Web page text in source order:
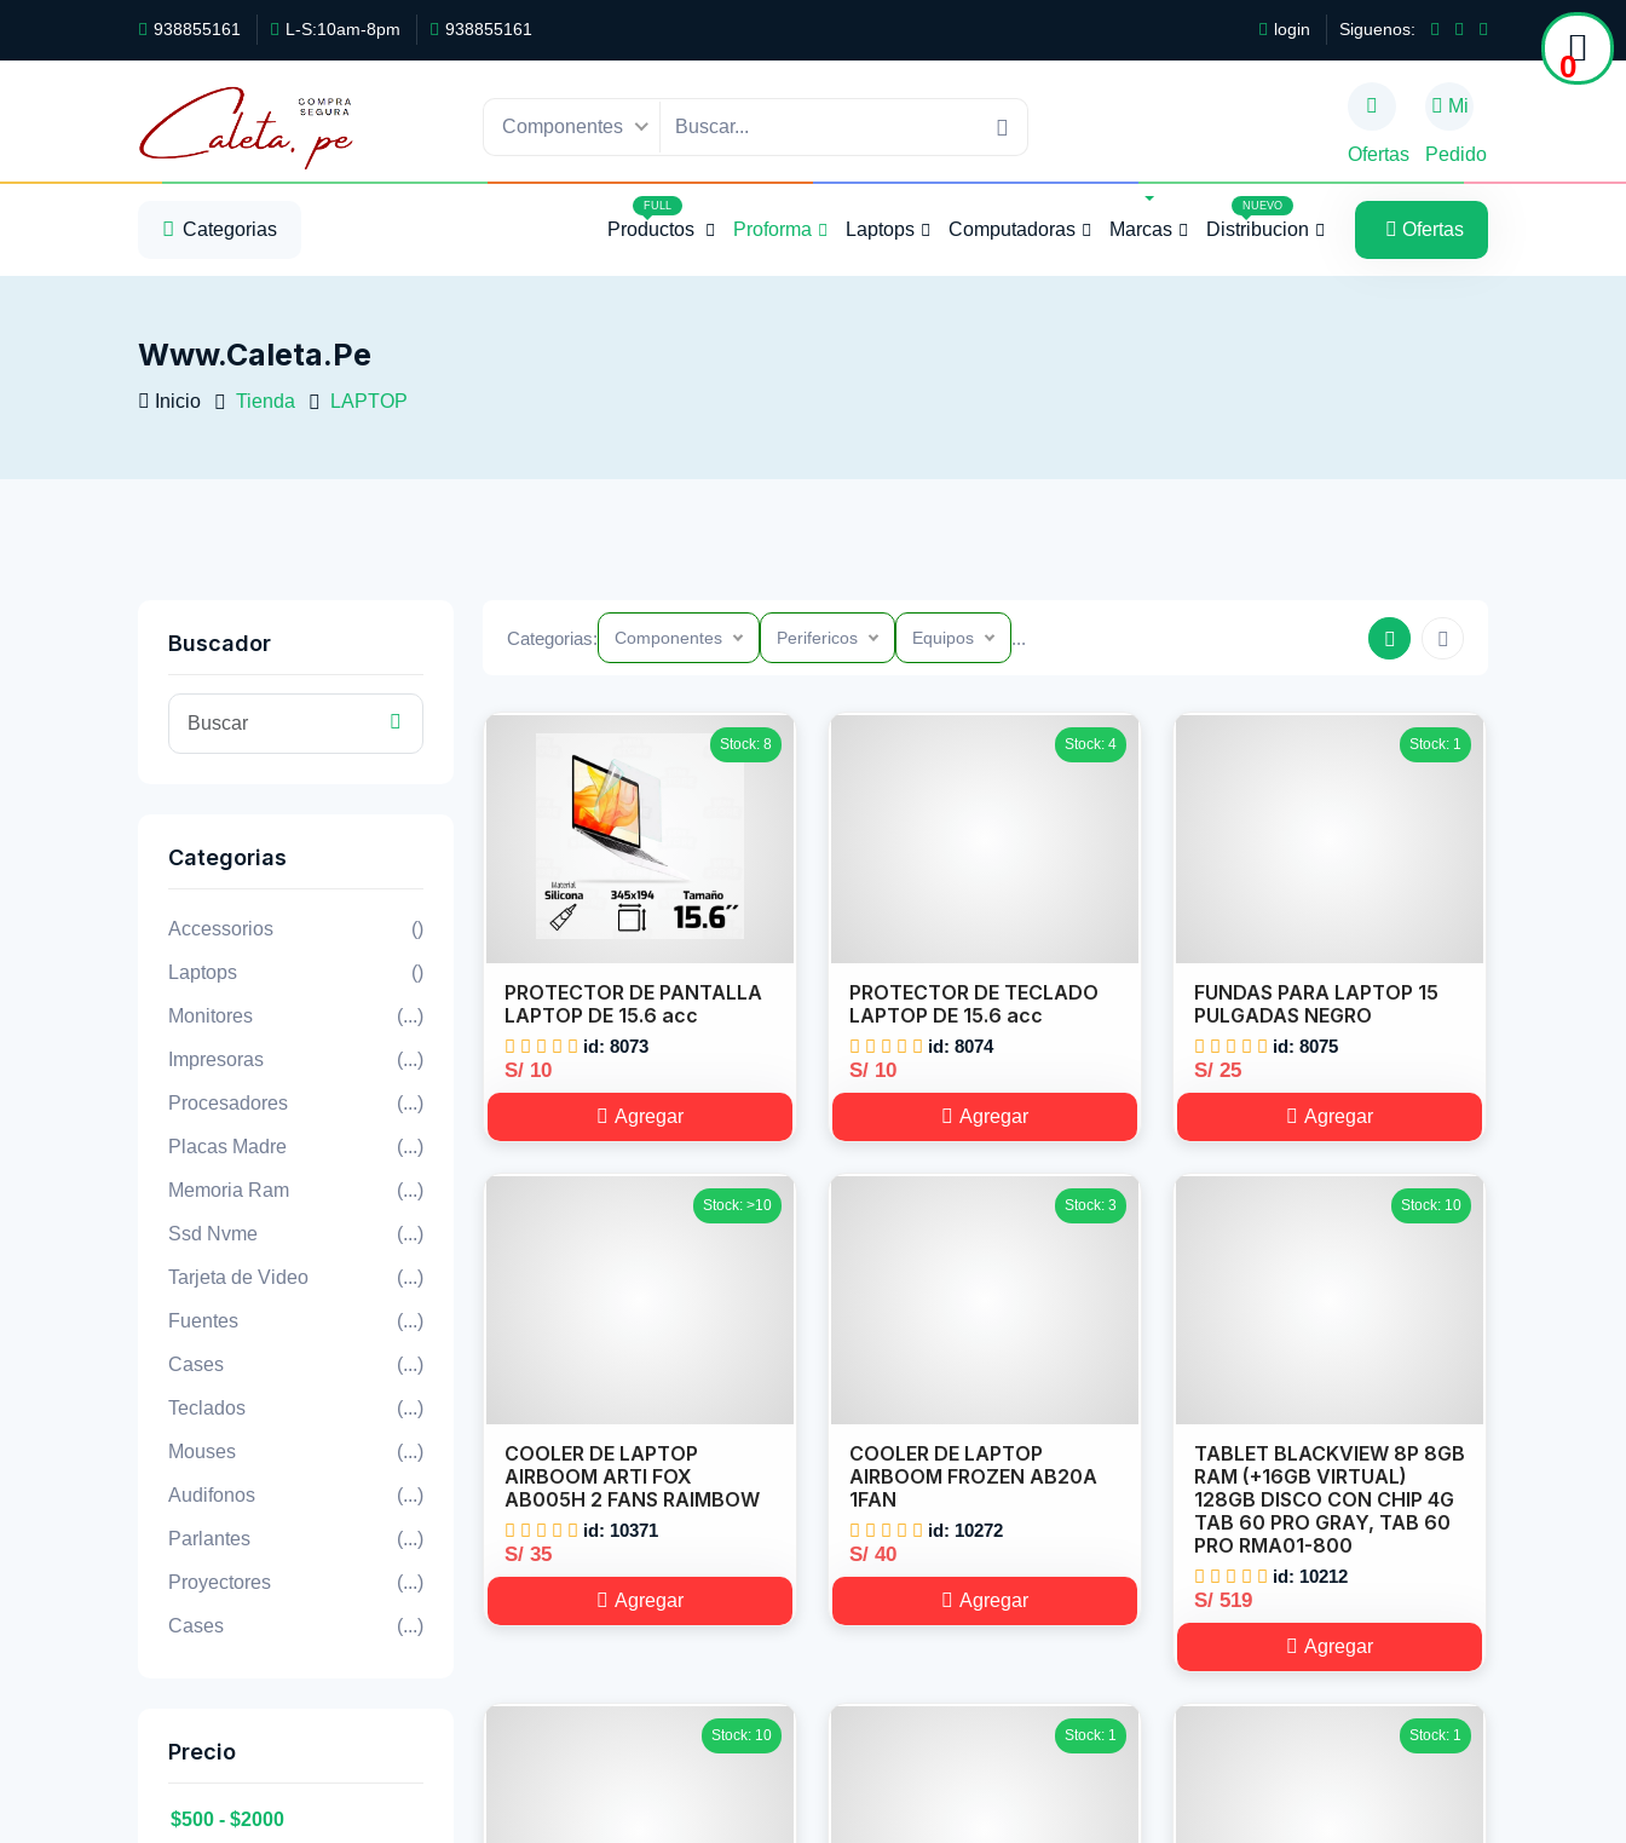
938855161 L-S:10am-8pm 938855161 login Siguenos:
Componentes
Ofertas
Mi
Pedido
0
5
5
Categorias
Productos
FULL
Proforma Laptops Computadoras Marcas Distribucion
NUEVO
Ofertas
Www.caleta.pe
Inicio Tienda LAPTOP
Buscador
Categorias
Accessorios ()
Laptops ()
Monitores (...)
Impresoras (...)
Procesadores (...)
Placas Madre (...)
Memoria Ram (...)
Ssd Nvme (...)
Tarjeta de Video (...)
Fuentes (...)
Cases (...)
Teclados (...)
Mouses (...)
Audifonos (...)
Parlantes (...)
Proyectores (...)
Cases (...)
Precio
Categorias: Componentes Perifericos Equipos ...
Stock: 8
PROTECTOR DE PANTALLA
LAPTOP DE 15.6 acc
id: 8073
S/ 10
Agregar
Stock: 4
PROTECTOR DE TECLADO
LAPTOP DE 15.6 acc
id: 8074
S/ 10
Agregar
Stock: 1
FUNDAS PARA LAPTOP 15
PULGADAS NEGRO
id: 8075
S/ 25
Agregar
Stock: >10
COOLER DE LAPTOP
AIRBOOM ARTI FOX
AB005H 2 FANS RAIMBOW
id: 10371
S/ 35
Agregar
Stock: 3
COOLER DE LAPTOP
AIRBOOM FROZEN AB20A
1FAN
id: 10272
S/ 40
Agregar
Stock: 10
TABLET BLACKVIEW 8P 8GB
RAM (+16GB VIRTUAL)
128GB DISCO CON CHIP 4G
TAB 60 PRO GRAY, TAB 60
PRO RMA01-800
id: 10212
S/ 519
Agregar
Stock: 10 Stock: 1 Stock: 1